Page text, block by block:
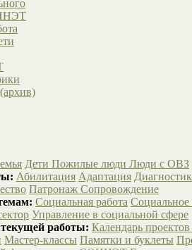
Дети Пожилые люди Люди с ОВЗ
Абилитация Адаптация
Патронаж Сопровождение
Социальная работа
Управление в социальной сфере
работы: Календарь
Мастер-классы Памятки и буклеты